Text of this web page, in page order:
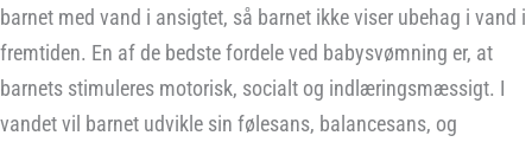
barnet med vand i ansigtet, så barnet ikke viser ubehag i vand i
fremtiden. En af de bedste fordele ved babysvømning er, at
barnets stimuleres motorisk, socialt og indlæringsmæssigt. I
vandet vil barnet udvikle sin følesans, balancesans, og